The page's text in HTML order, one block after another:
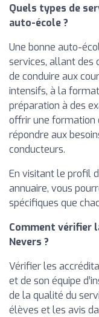
Quels types de
auto-école ?
Une bonne auto-
services, allant des
de conduire aux
intensifs, à la
préparation à des
offrir une formation
répondre aux
conducteurs.
En visitant le profil
annuaire, vous
spécifiques que
Comment vérifier
Nevers ?
Vérifier les
et de son équipe
de la qualité du
élèves et les avis